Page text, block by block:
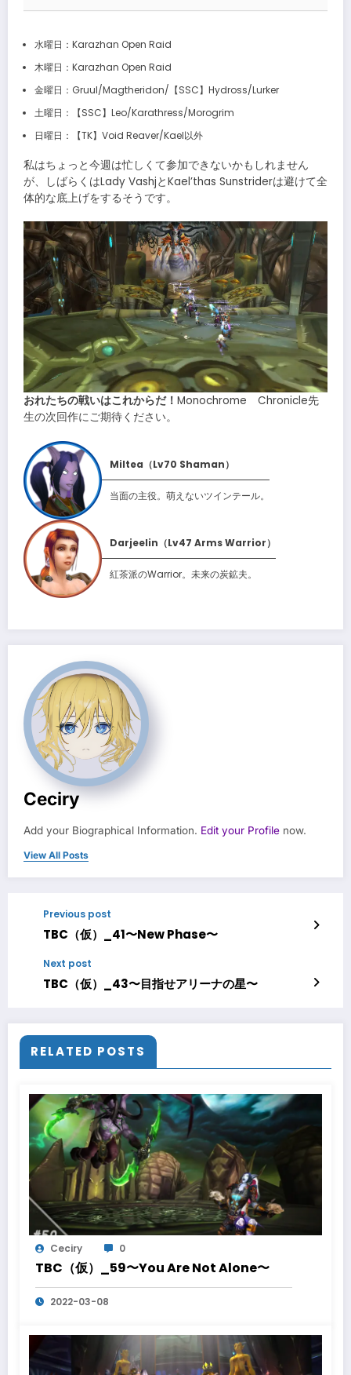
水曜日：Karazhan Open Raid
木曜日：Karazhan Open Raid
金曜日：Gruul/Magtheridon/【SSC】Hydross/Lurker
土曜日：【SSC】Leo/Karathress/Morogrim
日曜日：【TK】Void Reaver/Kael以外
私はちょっと今週は忙しくて参加できないかもしれません
が、しばらくはLady VashjとKael’thas Sunstriderは避けて全
体的な底上げをするそうです。
おれたちの戦いはこれからだ！ Monochrome Chronicle先
生の次回作にご期待ください。
Miltea（Lv70 Shaman）
当面の主役。萌えないツインテール。
Darjeelin（Lv47 Arms Warrior）
紅茶派のWarrior。未来の炭鉱夫。
Ceciry
Add your Biographical Information. Edit your Profile now.
View All Posts
Previous post
TBC（仮）_41〜New Phase〜
Next post
TBC（仮）_43〜目指せアリーナの星〜
RELATED POSTS
Ceciry 0
TBC（仮）_59〜You Are Not Alone〜
2022-03-08